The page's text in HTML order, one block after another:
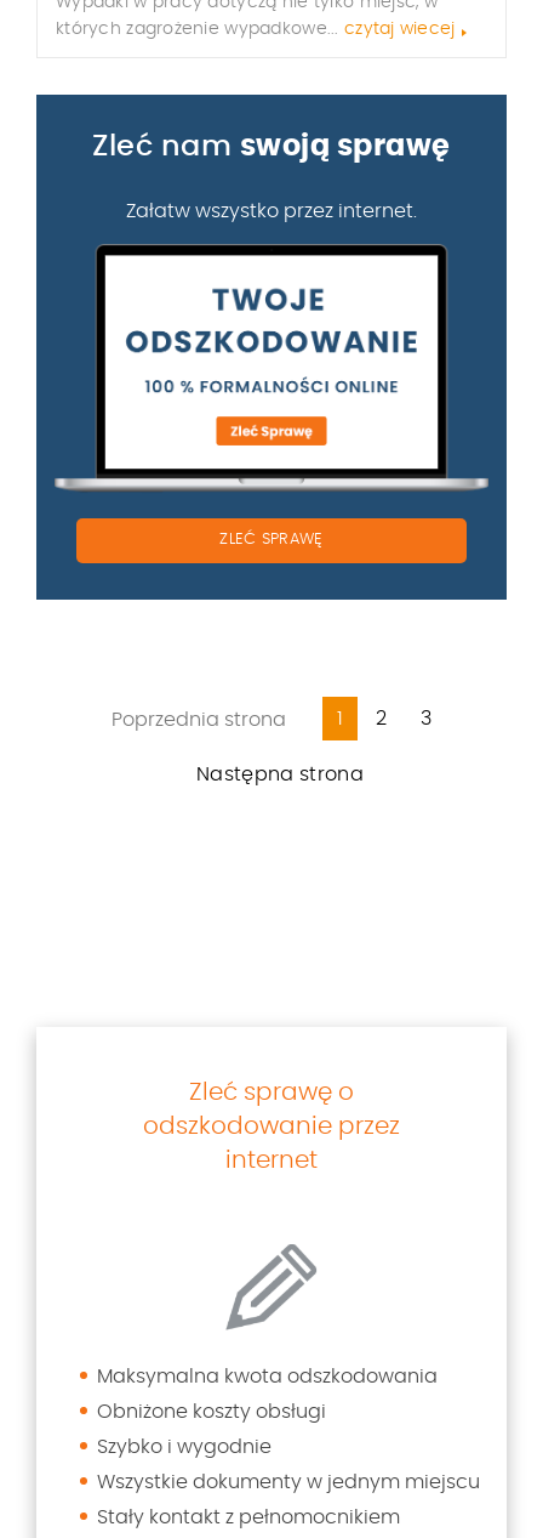
których zagrożenie wypadkowe... czytaj wiecej
Zleć nam swoją sprawę
Załatw wszystko przez internet.
ZLEĆ SPRAWĘ
Poprzednia strona 1 2 3
Następna strona
Zleć sprawę o
odszkodowanie przez
internet
Maksymalna kwota odszkodowania
Obniżone koszty obsługi
Szybko i wygodnie
Wszystkie dokumenty w jednym miejscu
Stały kontakt z pełnomocnikiem